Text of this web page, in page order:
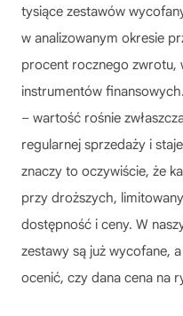
tysiące zestawów
w analizowanym okresie
procent rocznego zwrotu,
instrumentów
– wartość rośnie
regularnej sprzedaży i
znaczy to oczywiście, że
przy droższych,
dostępność i ceny. W
zestawy są już wycofane,
ocenić, czy dana cena na